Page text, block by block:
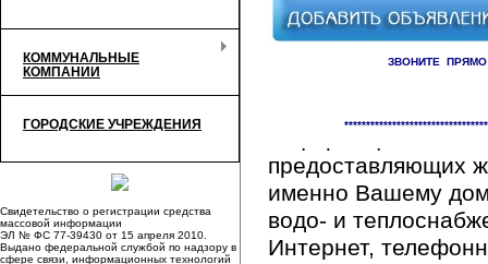
КОММУНАЛЬНЫЕ
КОМПАНИИ
ГОРОДСКИЕ УЧРЕЖДЕНИЯ
Свидетельство о регистрации средства
массовой информации
ЭЛ № ФС 77-39430 от 15 апреля 2010.
Выдано федеральной службой по надзору в
сфере связи, информационных технологий
ЗВОНИТЕ
предоставляющих
именно Вашему
водо- и
Интернет,